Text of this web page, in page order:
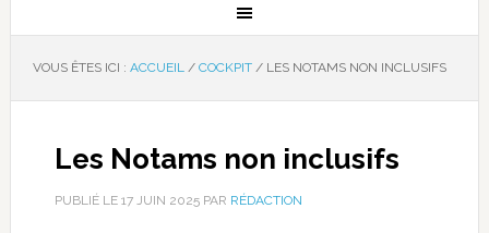
VOUS ÊTES ICI : ACCUEIL / COCKPIT /LES NOTAMS NON INCLUSIFS
Les Notams non inclusifs
PUBLIÉ LE 17 JUIN 2025PAR RÉDACTION